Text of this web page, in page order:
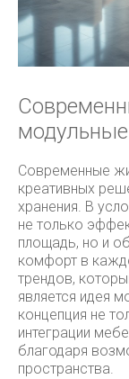
Современные
креативных
хранения. В
не только
площадь, но и
комфорт в
трендов,
является идея
концепция не
интеграции
благодаря
пространства.